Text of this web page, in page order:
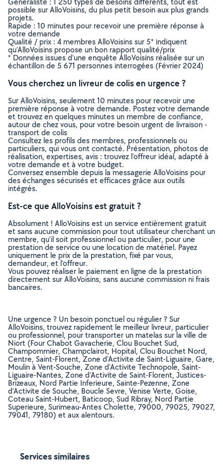
possible sur AlloVoisins, du plus petit besoin aux plus grands
projets.
Rapide : 10 minutes pour recevoir une première réponse à
votre demande
Qualité / prix : 4 membres AlloVoisins sur 5* indiquent
qu’AlloVoisins propose un bon rapport qualité/prix
* Données issues d’une enquête AlloVoisins réalisée sur un
échantillon de 5 671 personnes interrogées (Février 2024)
Vous cherchez un livreur de colis en urgence ?
Sur AlloVoisins, seulement 10 minutes pour recevoir une
première réponse à votre demande. Postez votre demande
et trouvez en quelques minutes un membre de confiance,
autour de chez vous, pour votre besoin urgent de livraison -
transport de colis
Consultez les profils des membres, professionnels ou
particuliers, qui vous ont contacté. Présentation, photos de
réalisation, expertises, avis : trouvez l'offreur idéal, adapté à
votre demande et à votre budget.
Conversez ensemble depuis la messagerie AlloVoisins pour
des échanges sécurisés et efficaces grâce aux outils
intégrés.
Est-ce que AlloVoisins est gratuit ?
Absolument ! AlloVoisins est un service entièrement gratuit
et sans aucune commission pour tout utilisateur cherchant un
membre, qu’il soit professionnel ou particulier, pour une
prestation de service ou une location de matériel. Payez
uniquement le prix de la prestation, fixé par vous,
demandeur, et l’offreur.
Vous pouvez réaliser le paiement en ligne de la prestation
directement sur AlloVoisins, sans aucune commission ni frais
bancaires.
Une urgence ? Un besoin ponctuel ou régulier ? Sur
AlloVoisins, trouvez rapidement le meilleur livreur, particulier
ou professionnel, pour transporter un matelas sur la ville de
Niort (Four Chabot Gavacherie, Clou Bouchet Sud,
Champommier, Champclairot, Hopital, Clou Bouchet Nord,
Centre, Saint-Florent, Zone d'Activite de Saint-Liguaire, Gare,
Moulin à Vent-Souche, Zone d'Activite Technopole, Saint-
Liguaire-Nantes, Zone d'Activite de Saint-Florent, Justices-
Brizeaux, Nord Partie Inferieure, Sainte-Pezenne, Zone
d'Activite de Souche, Boucle Sevre, Venise Verte, Goise,
Coteau Saint-Hubert, Baticoop, Sud Ribray, Nord Partie
Superieure, Surimeau-Antes Cholette, 79000, 79025, 79027,
79041, 79180) et aux alentours.
Services similaires